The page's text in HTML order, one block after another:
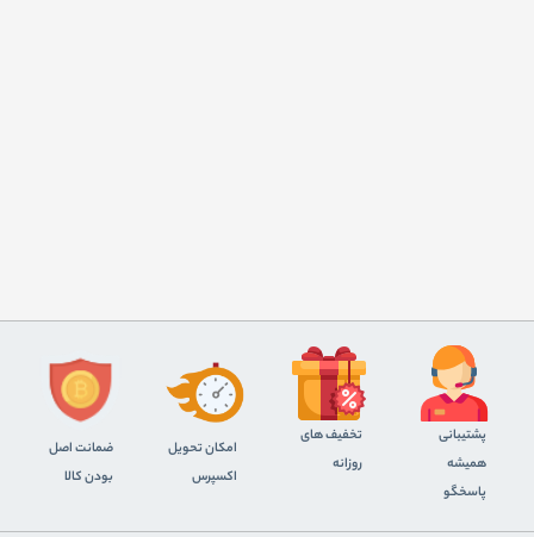
پشتیبانی
همیشه
پاسخگو
تخفیف های
روزانه
اﻣﮑﺎن ﺗﺤﻮﯾﻞ
اﮐﺴﭙﺮس
ضمانت اصل
بودن کالا